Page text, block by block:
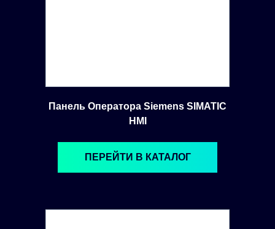
Панель Оператора Siemens SIMATIC
HMI
ПЕРЕЙТИ В КАТАЛОГ